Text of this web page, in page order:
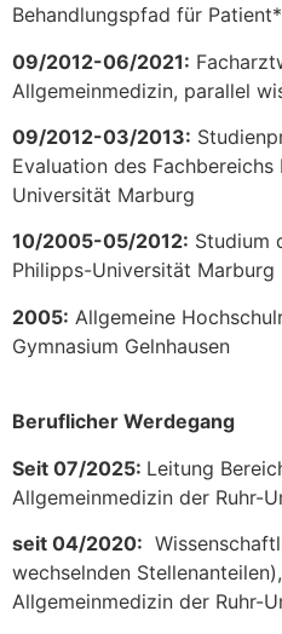
Behandlungspfad für
09/2012-06/2021:
Allgemeinmedizin, parallel
09/2012-03/2013:
Evaluation des
Universität Marburg
10/2005-05/2012: Studium
Philipps-Universität Marburg
2005: Allgemeine
Gymnasium Gelnhausen
Beruflicher Werdegang
Seit 07/2025: Leitung
Allgemeinmedizin der Ruhr-
seit 04/2020:
wechselnden
Allgemeinmedizin der Ruhr-